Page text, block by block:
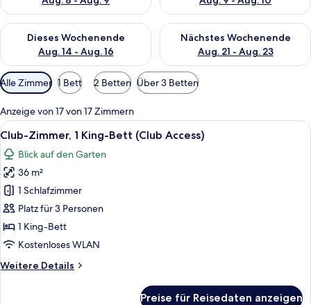
Dieses Wochenende
Aug. 14 - Aug. 16
Überprüfe die Verfügbarkeit für dieses Wochenende, Aug. 14
Nächstes Wochenende
Aug. 21 - Aug. 23
Überprüfe die Verfügbarkeit
Verfügbare
Filter
für
Zimmer
Alle Zimmer 1 Bett 2 Betten Über 3 Betten
Anzeige von 17 von 17 Zimmern
Alle
Fotos
für
Club-
Zimmer,
1 King-
Bett
(Club
anzeigen
Ein Hotelzimmer mit Bett,
5
Club-Zimmer, 1 King-Bett (Club Access)
Blick auf den Garten
36 m²
1 Schlafzimmer
Platz für 3 Personen
1 King-Bett
Kostenloses WLAN
Weitere Details
Weitere
Preise für Reisedaten anzeigen